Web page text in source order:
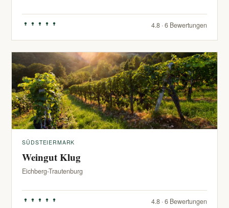
4.8 · 6 Bewertungen
SÜDSTEIERMARK
Weingut Klug
Eichberg-Trautenburg
4.8 · 6 Bewertungen